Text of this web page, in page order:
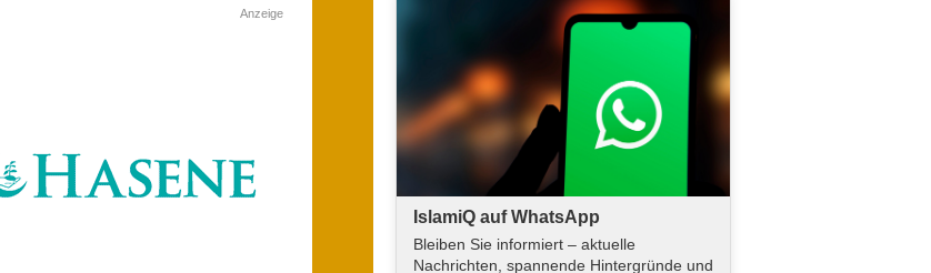
Anzeige
IslamiQ auf WhatsApp
Bleiben Sie informiert – aktuelle
Nachrichten, spannende Hintergründe und